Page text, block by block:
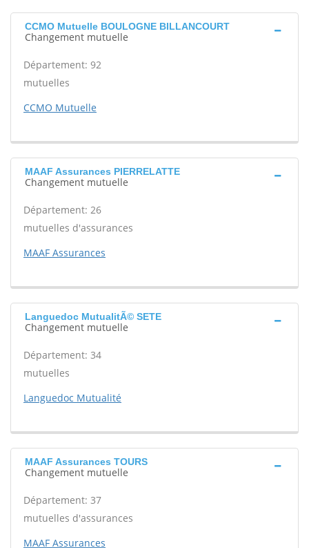
CCMO Mutuelle BOULOGNE BILLANCOURT
Changement mutuelle
Département: 92
mutuelles
CCMO Mutuelle
MAAF Assurances PIERRELATTE
Changement mutuelle
Département: 26
mutuelles d'assurances
MAAF Assurances
Languedoc MutualitÃ© SETE
Changement mutuelle
Département: 34
mutuelles
Languedoc Mutualité
MAAF Assurances TOURS
Changement mutuelle
Département: 37
mutuelles d'assurances
MAAF Assurances